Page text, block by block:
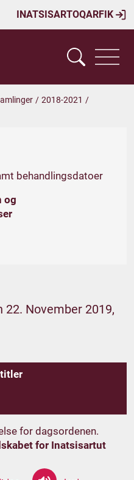
INATSISARTOQARFIK
/ 2018-2021 /
behandlingsdatoer
og
22. November 2019,
for dagsordenen.
for Inatsisartut